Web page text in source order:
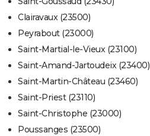
Clairavaux (23500)
Peyrabout (23000)
Saint-Martial-le-Vieux (23100)
Saint-Amand-Jartoudeix (23400)
Saint-Martin-Château (23460)
Saint-Priest (23110)
Saint-Christophe (23000)
Poussanges (23500)